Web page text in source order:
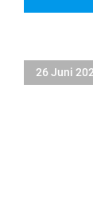
26 Juni